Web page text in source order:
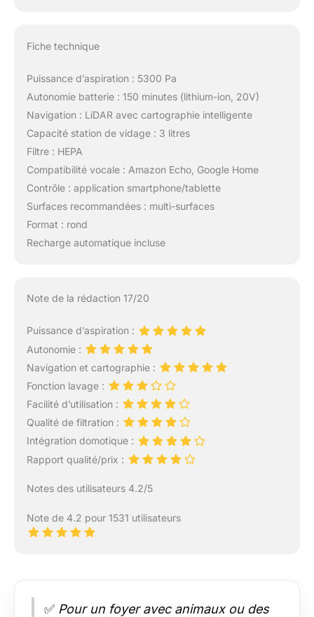
Fiche technique
Puissance d’aspiration : 5300 Pa
Autonomie batterie : 150 minutes (lithium-ion, 20V)
Navigation : LiDAR avec cartographie intelligente
Capacité station de vidage : 3 litres
Filtre : HEPA
Compatibilité vocale : Amazon Echo, Google Home
Contrôle : application smartphone/tablette
Surfaces recommandées : multi-surfaces
Format : rond
Recharge automatique incluse
Note de la rédaction 17/20
Puissance d’aspiration :
Autonomie :
Navigation et cartographie :
Fonction lavage :
Facilité d’utilisation :
Qualité de filtration :
Intégration domotique :
Rapport qualité/prix :
Notes des utilisateurs 4.2/5
Note de 4.2 pour 1531 utilisateurs
✅ Pour un foyer avec animaux ou des